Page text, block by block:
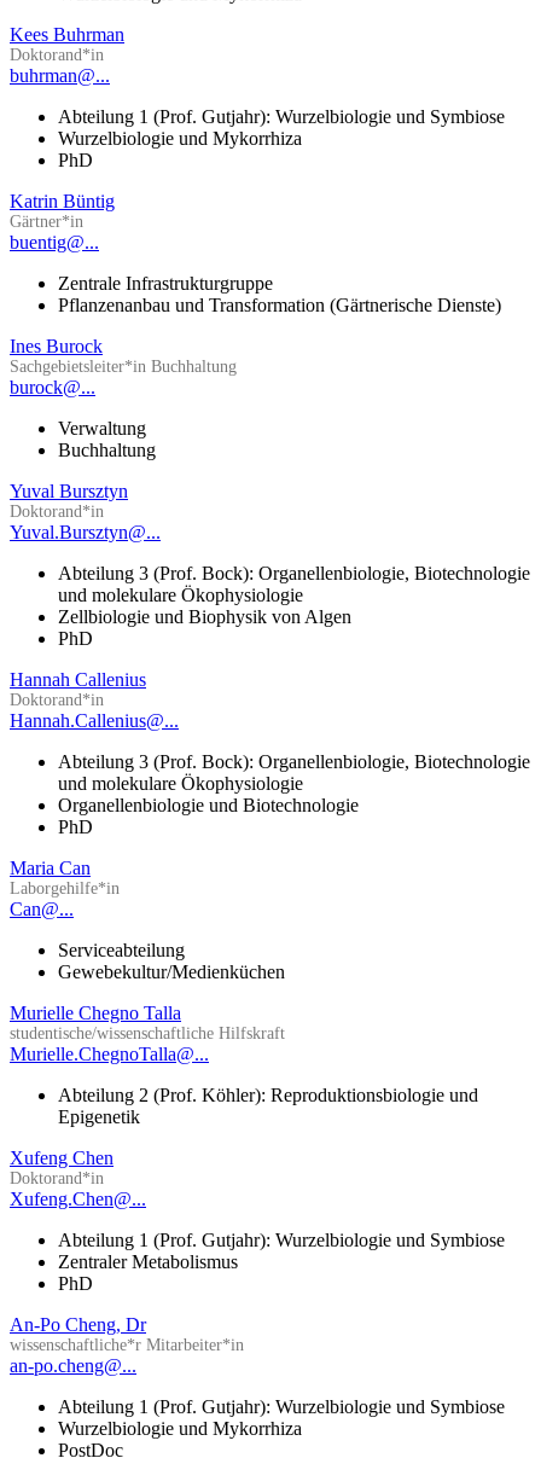
Kees Buhrman
Doktorand*in
buhrman@...
Abteilung 1 (Prof. Gutjahr): Wurzelbiologie und Symbiose
Wurzelbiologie und Mykorrhiza
PhD
Katrin Büntig
Gärtner*in
buentig@...
Zentrale Infrastrukturgruppe
Pflanzenanbau und Transformation (Gärtnerische Dienste)
Ines Burock
Sachgebietsleiter*in Buchhaltung
burock@...
Verwaltung
Buchhaltung
Yuval Bursztyn
Doktorand*in
Yuval.Bursztyn@...
Abteilung 3 (Prof. Bock): Organellenbiologie, Biotechnologie
und molekulare Ökophysiologie
Zellbiologie und Biophysik von Algen
PhD
Hannah Callenius
Doktorand*in
Hannah.Callenius@...
Abteilung 3 (Prof. Bock): Organellenbiologie, Biotechnologie
und molekulare Ökophysiologie
Organellenbiologie und Biotechnologie
PhD
Maria Can
Laborgehilfe*in
Can@...
Serviceabteilung
Gewebekultur/Medienküchen
Murielle Chegno Talla
studentische/wissenschaftliche Hilfskraft
Murielle.ChegnoTalla@...
Abteilung 2 (Prof. Köhler): Reproduktionsbiologie und
Epigenetik
Xufeng Chen
Doktorand*in
Xufeng.Chen@...
Abteilung 1 (Prof. Gutjahr): Wurzelbiologie und Symbiose
Zentraler Metabolismus
PhD
An-Po Cheng, Dr
wissenschaftliche*r Mitarbeiter*in
an-po.cheng@...
Abteilung 1 (Prof. Gutjahr): Wurzelbiologie und Symbiose
Wurzelbiologie und Mykorrhiza
PostDoc